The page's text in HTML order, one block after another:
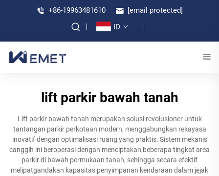
+86-19963481610
[email protected]
ID
lift parkir bawah tanah
Lift parkir bawah tanah merupakan solusi revolusioner untuk
tantangan parkir perkotaan modern, menggabungkan rekayasa
inovatif dengan optimalisasi ruang yang praktis. Sistem mekanis
canggih ini beroperasi dengan menciptakan beberapa tingkat area
parkir di bawah permukaan tanah, sehingga secara efektif
melipatgandakan kapasitas penyimpanan kendaraan dalam jejak